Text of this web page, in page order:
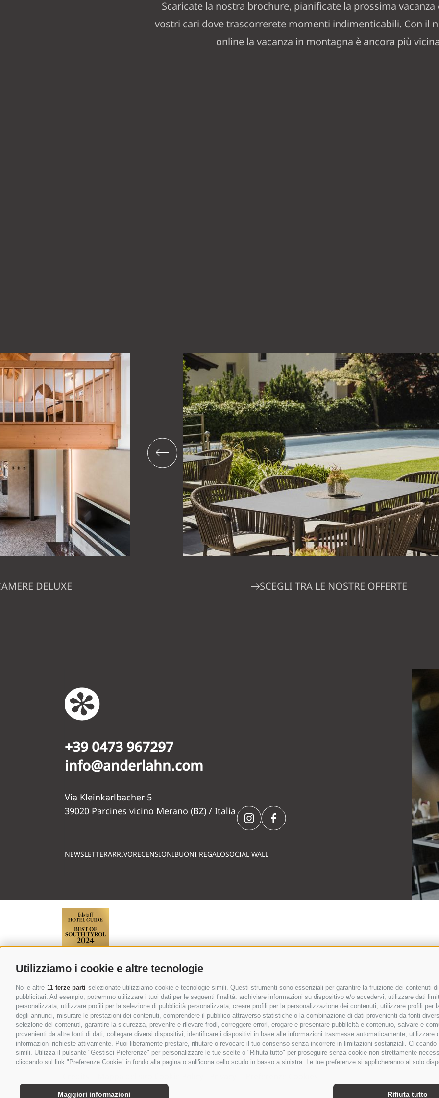
Utilizziamo i cookie e altre tecnologie
Noi e altre 11 terze parti selezionate utilizziamo cookie e tecnologie simili. Questi strumenti sono essenziali per garantire la fruizione dei contenuti
pubblicitari. Ad esempio, potremmo utilizzare i tuoi dati per le seguenti finalità: archiviare informazioni su dispositivo e/o accedervi, utilizzare dati
personalizzata, utilizzare profili per la selezione di pubblicità personalizzata, creare profili per la personalizzazione dei contenuti, utilizzare profili
degli annunci, misurare le prestazioni dei contenuti, comprendere il pubblico attraverso statistiche o la combinazione di dati provenienti da fonti
selezione dei contenuti, garantire la sicurezza, prevenire e rilevare frodi, correggere errori, erogare e presentare pubblicità e contenuto, salvare e
provenienti da altre fonti di dati, collegare diversi dispositivi, identificare i dispositivi in base alle informazioni trasmesse automaticamente,
informazioni richieste attivamente. Puoi liberamente prestare, rifiutare o revocare il tuo consenso senza incorrere in limitazioni sostanziali.
simili. Utilizza il pulsante "Gestisci Preferenze" per personalizzare le tue scelte o "Rifiuta tutto" per proseguire senza cookie non strettamente
cliccando sul link "Preferenze Cookie" in fondo alla pagina o sull'icona dello scudo in basso a sinistra. Le tue preferenze si applicheranno al solo
Rifiuta tutto
Maggiori informazioni
BROCHURE METEO NEWSLETTER BUONI REGALO
Scaricate la nostra brochure, pianificate la prossima
vostri cari dove trascorrerete momenti indimenticabili. Con il
online la vacanza in montagna è ancora più
DELUXE SCEGLI TRA LE NOSTRE OFFERTE
+39 0473 967297
info@anderlahn.com
Via Kleinkarlbacher 5
39020 Parcines vicino Merano (BZ) / Italia
NEWSLETTERARRIVORECENSIONIBUONI REGALOSOCIAL WALL
Partner